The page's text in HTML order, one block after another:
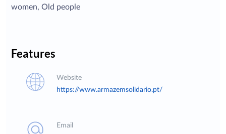
women, Old people
Features
Website
https://www.armazemsolidario.pt/
Email